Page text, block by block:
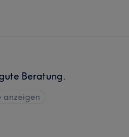
Beratung.
anzeigen